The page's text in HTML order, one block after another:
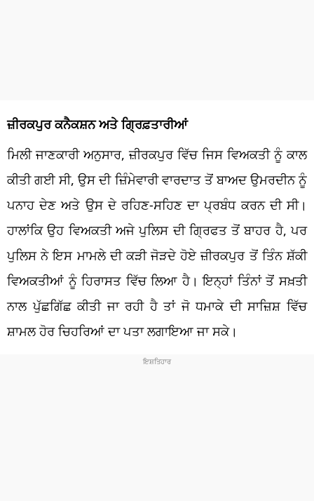
ਜ਼ੀਰਕਪੁਰ ਕਨੈਕਸ਼ਨ ਅਤੇ ਗ੍ਰਿਫ਼ਤਾਰੀਆਂ
ਮਿਲੀ ਜਾਣਕਾਰੀ ਅਨੁਸਾਰ, ਜ਼ੀਰਕਪੁਰ ਵਿੱਚ ਜਿਸ ਵਿਅਕਤੀ ਨੂੰ ਕਾਲ
ਕੀਤੀ ਗਈ ਸੀ, ਉਸ ਦੀ ਜ਼ਿੰਮੇਵਾਰੀ ਵਾਰਦਾਤ ਤੋਂ ਬਾਅਦ ਉਮਰਦੀਨ ਨੂੰ
ਪਨਾਹ ਦੇਣ ਅਤੇ ਉਸ ਦੇ ਰਹਿਣ-ਸਹਿਣ ਦਾ ਪ੍ਰਬੰਧ ਕਰਨ ਦੀ ਸੀ।
ਹਾਲਾਂਕਿ ਉਹ ਵਿਅਕਤੀ ਅਜੇ ਪੁਲਿਸ ਦੀ ਗ੍ਰਿਫਤ ਤੋਂ ਬਾਹਰ ਹੈ, ਪਰ
ਪੁਲਿਸ ਨੇ ਇਸ ਮਾਮਲੇ ਦੀ ਕੜੀ ਜੋੜਦੇ ਹੋਏ ਜ਼ੀਰਕਪੁਰ ਤੋਂ ਤਿੰਨ ਸ਼ੱਕੀ
ਵਿਅਕਤੀਆਂ ਨੂੰ ਹਿਰਾਸਤ ਵਿੱਚ ਲਿਆ ਹੈ। ਇਨ੍ਹਾਂ ਤਿੰਨਾਂ ਤੋਂ ਸਖ਼ਤੀ
ਨਾਲ ਪੁੱਛਗਿੱਛ ਕੀਤੀ ਜਾ ਰਹੀ ਹੈ ਤਾਂ ਜੋ ਧਮਾਕੇ ਦੀ ਸਾਜ਼ਿਸ਼ ਵਿੱਚ
ਸ਼ਾਮਲ ਹੋਰ ਚਿਹਰਿਆਂ ਦਾ ਪਤਾ ਲਗਾਇਆ ਜਾ ਸਕੇ।